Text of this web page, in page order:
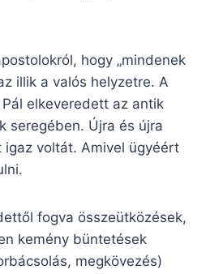
hogy „mindenek
illik a valós helyzetre. A
elkeveredett az antik
seregében. Újra és újra
igaz voltát. Amivel ügyéért
fogva összeütközések,
kemény büntetések
megkövezés)